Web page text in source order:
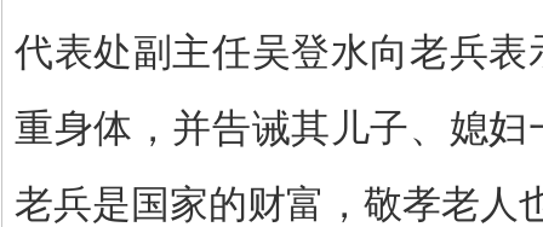
代表处副主任吴登水向老兵
重身体，并告诫其儿子、媳
老兵是国家的财富，敬孝老人